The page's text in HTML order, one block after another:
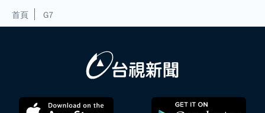
首頁 G7